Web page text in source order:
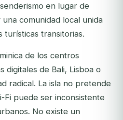
en lugar de
comunidad local unida
turísticas transitorias.
de los centros
digitales de Bali, Lisboa o
radical. La isla no pretende
Fi puede ser inconsistente
No existe un